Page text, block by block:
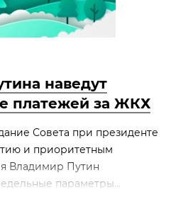
наведут
платежей за ЖКХ
Совета при президенте
и приоритетным
Владимир Путин
параметры...